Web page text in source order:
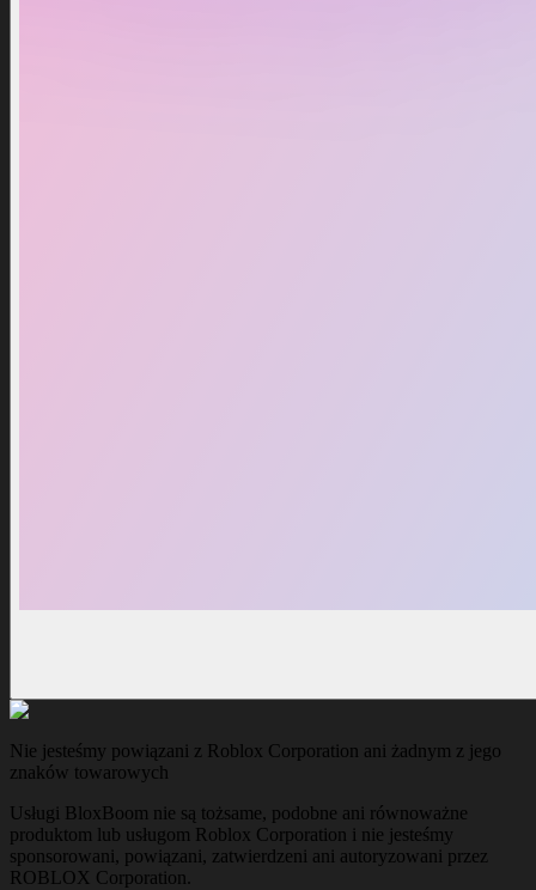
Nie jesteśmy powiązani z Roblox Corporation ani żadnym z jego
znaków towarowych
Usługi BloxBoom nie są tożsame, podobne ani równoważne
produktom lub usługom Roblox Corporation i nie jesteśmy
sponsorowani, powiązani, zatwierdzeni ani autoryzowani przez
ROBLOX Corporation.